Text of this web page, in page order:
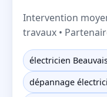
Intervention
travaux •
électricien
dépannage